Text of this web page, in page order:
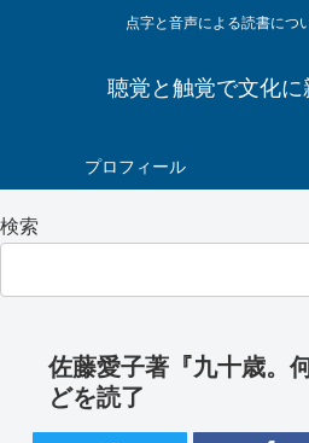
点字と音声による読書につ
聴覚と触覚で文化
プロフィール
検索
佐藤愛子著『九十歳。
どを読了